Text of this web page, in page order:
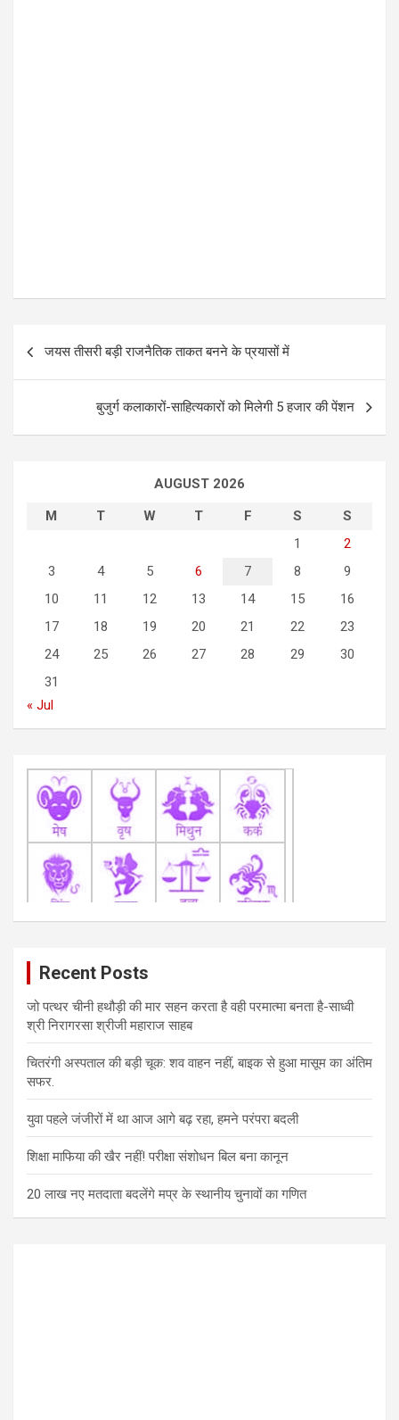
जयस तीसरी बड़ी राजनैतिक ताकत बनने के प्रयासों में
बुजुर्ग कलाकारों-साहित्यकारों को मिलेगी 5 हजार की पेंशन
AUGUST 2026
M
T W T F S
S
1
2
3
4 5 6 7 8
9
10
11 12 13 14 15
16
17
18 19 20 21 22
23
24
25 26 27 28 29
30
31
« Jul
Recent Posts
जो पत्थर चीनी हथौड़ी की मार सहन करता है वही परमात्मा बनता है-साध्वी
श्री निरागरसा श्रीजी महाराज साहब
चितरंगी अस्पताल की बड़ी चूक: शव वाहन नहीं, बाइक से हुआ मासूम का अंतिम
सफर.
युवा पहले जंजीरों में था आज आगे बढ़ रहा, हमने परंपरा बदली
शिक्षा माफिया की खैर नहीं! परीक्षा संशोधन बिल बना कानून
20 लाख नए मतदाता बदलेंगे मप्र के स्थानीय चुनावों का गणित